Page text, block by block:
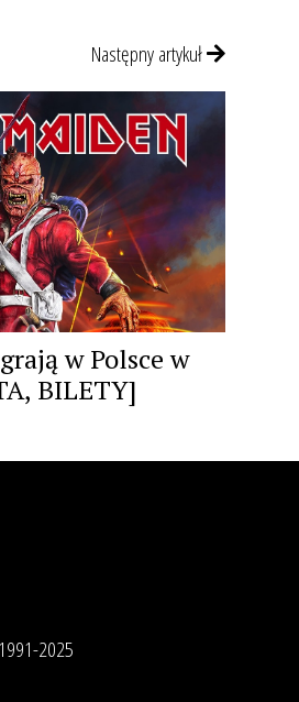
Następny artykuł
w Polsce w
BILETY]
2025